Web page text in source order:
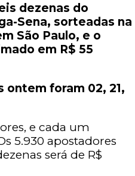
dezenas do
Sena, sorteadas na
São Paulo, e o
em R$ 55
ontem foram 02, 21,
e cada um
5.930 apostadores
será de R$